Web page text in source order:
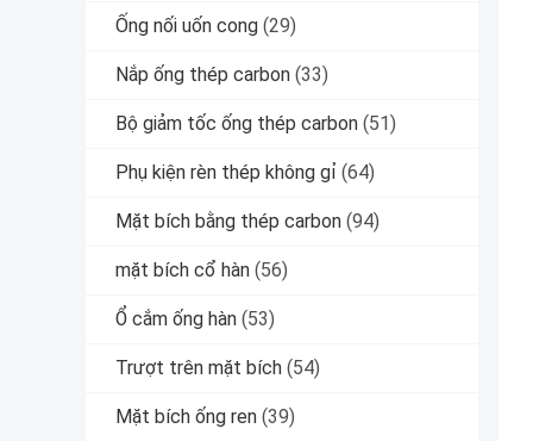
Ống nối uốn cong (29)
Nắp ống thép carbon (33)
Bộ giảm tốc ống thép carbon (51)
Phụ kiện rèn thép không gỉ (64)
Mặt bích bằng thép carbon (94)
mặt bích cổ hàn (56)
Ổ cắm ống hàn (53)
Trượt trên mặt bích (54)
Mặt bích ống ren (39)